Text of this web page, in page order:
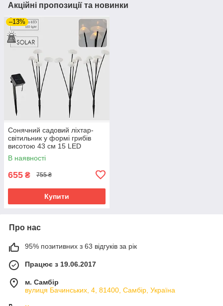
Акційні пропозиції та новинки
–13%
Сонячний садовий ліхтар-
світильник у формі грибів
висотою 43 см 15 LED
Garden Line SOL6100 тепле
біле світло
В наявності
655 ₴ 755 ₴
Купити
Про нас
95% позитивних з 63 відгуків за рік
Працює з 19.06.2017
м. Самбір
вулиця Бачинських, 4, 81400, Самбір, Україна